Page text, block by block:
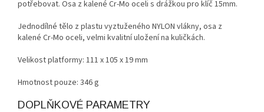
potřebovat. Osa z kalené Cr-Mo oceli s drážkou pro klíč 15mm.
Jednodílné tělo z plastu vyztuženého NYLON vlákny, osa z
kalené Cr-Mo oceli, velmi kvalitní uložení na kuličkách.
Velikost platformy: 111 x 105 x 19 mm
Hmotnost pouze: 346 g
DOPLŇKOVÉ PARAMETRY